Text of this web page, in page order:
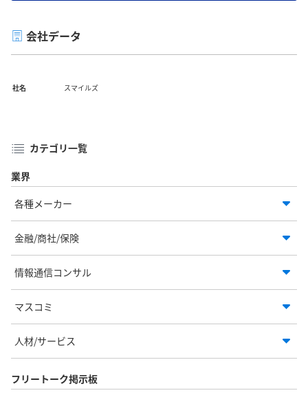
会社データ
社名 スマイルズ
カテゴリ一覧
業界
各種メーカー
金融/商社/保険
情報通信コンサル
マスコミ
人材/サービス
フリートーク掲示板